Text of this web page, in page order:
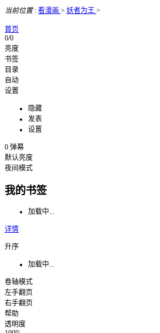
当前位置: 看漫画 > 妖者为王 >
首页
0/0
亮度
书签
目录
自动
设置
隐藏
发表
设置
0 弹幕
默认亮度
夜间模式
我的书签
加载中...
详情
升序
加载中...
卷轴模式
左手翻页
右手翻页
帮助
透明度